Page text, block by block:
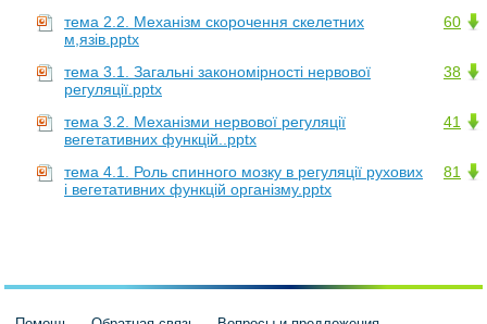
60
тема 2.2. Механізм скорочення скелетних
м,язів.pptx
38
тема 3.1. Загальні закономірності нервової
регуляції.pptx
41
тема 3.2. Механізми нервової регуляції
вегетативних функцій..pptx
81
тема 4.1. Роль спинного мозку в регуляції рухових
і вегетативних функцій організму.pptx